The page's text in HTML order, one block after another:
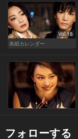
Vol.16
表紙カレンダー
フォローする